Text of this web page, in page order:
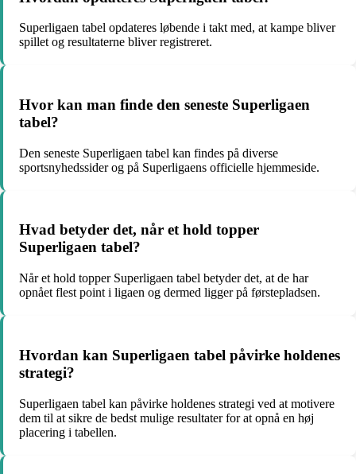
Superligaen tabel opdateres løbende i takt med, at kampe bliver
spillet og resultaterne bliver registreret.
Hvor kan man finde den seneste Superligaen
tabel?
Den seneste Superligaen tabel kan findes på diverse
sportsnyhedssider og på Superligaens officielle hjemmeside.
Hvad betyder det, når et hold topper
Superligaen tabel?
Når et hold topper Superligaen tabel betyder det, at de har
opnået flest point i ligaen og dermed ligger på førstepladsen.
Hvordan kan Superligaen tabel påvirke holdenes
strategi?
Superligaen tabel kan påvirke holdenes strategi ved at motivere
dem til at sikre de bedst mulige resultater for at opnå en høj
placering i tabellen.